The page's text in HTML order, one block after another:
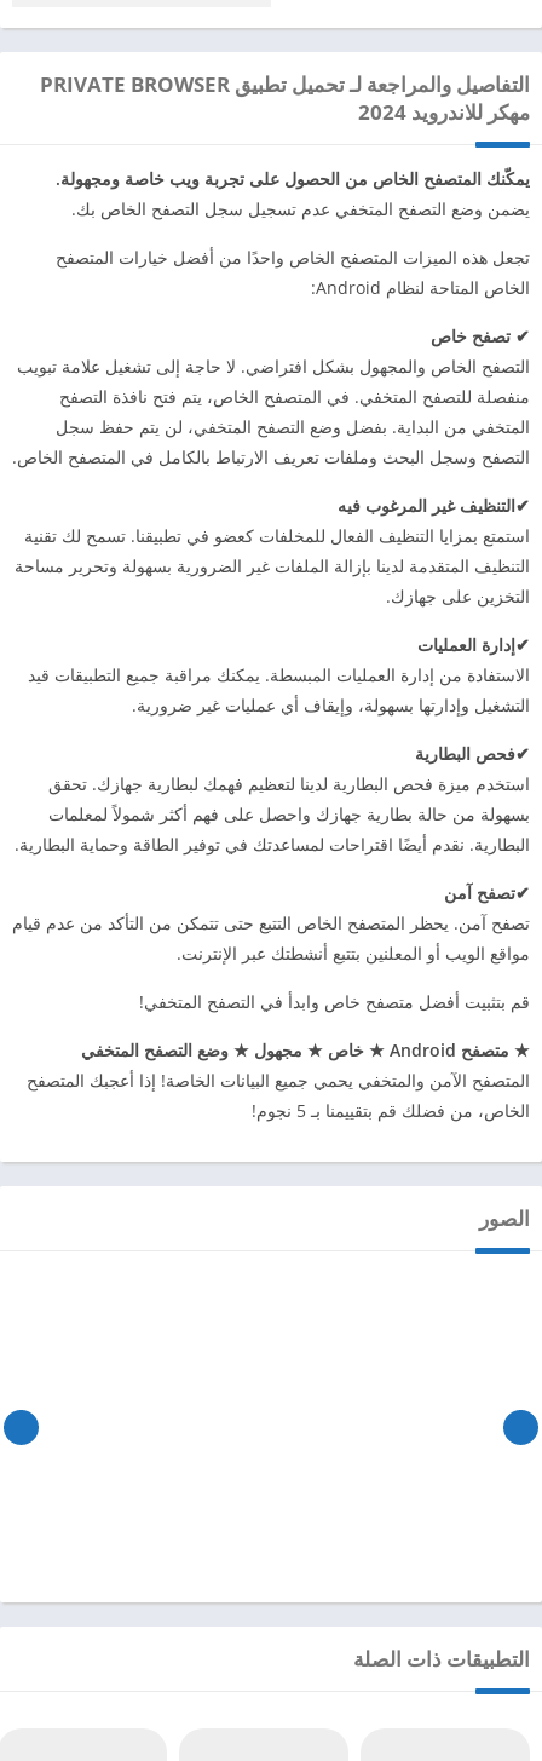
التفاصيل والمراجعة لـ تحميل تطبيق PRIVATE BROWSER
مهكر للاندرويد 2024
يمكّنك المتصفح الخاص من الحصول على تجربة ويب خاصة ومجهولة.
يضمن وضع التصفح المتخفي عدم تسجيل سجل التصفح الخاص بك.
تجعل هذه الميزات المتصفح الخاص واحدًا من أفضل خيارات المتصفح
الخاص المتاحة لنظام Android:
✔ تصفح خاص
التصفح الخاص والمجهول بشكل افتراضي. لا حاجة إلى تشغيل علامة تبويب
منفصلة للتصفح المتخفي. في المتصفح الخاص، يتم فتح نافذة التصفح
المتخفي من البداية. بفضل وضع التصفح المتخفي، لن يتم حفظ سجل
التصفح وسجل البحث وملفات تعريف الارتباط بالكامل في المتصفح الخاص.
✔التنظيف غير المرغوب فيه
استمتع بمزايا التنظيف الفعال للمخلفات كعضو في تطبيقنا. تسمح لك تقنية
التنظيف المتقدمة لدينا بإزالة الملفات غير الضرورية بسهولة وتحرير مساحة
التخزين على جهازك.
✔إدارة العمليات
الاستفادة من إدارة العمليات المبسطة. يمكنك مراقبة جميع التطبيقات قيد
التشغيل وإدارتها بسهولة، وإيقاف أي عمليات غير ضرورية.
✔فحص البطارية
استخدم ميزة فحص البطارية لدينا لتعظيم فهمك لبطارية جهازك. تحقق
بسهولة من حالة بطارية جهازك واحصل على فهم أكثر شمولاً لمعلمات
البطارية. نقدم أيضًا اقتراحات لمساعدتك في توفير الطاقة وحماية البطارية.
✔تصفح آمن
تصفح آمن. يحظر المتصفح الخاص التتبع حتى تتمكن من التأكد من عدم قيام
مواقع الويب أو المعلنين بتتبع أنشطتك عبر الإنترنت.
قم بتثبيت أفضل متصفح خاص وابدأ في التصفح المتخفي!
★ متصفح Android ★ خاص ★ مجهول ★ وضع التصفح المتخفي
المتصفح الآمن والمتخفي يحمي جميع البيانات الخاصة! إذا أعجبك المتصفح
الخاص، من فضلك قم بتقييمنا بـ 5 نجوم!
الصور
التطبيقات ذات الصلة